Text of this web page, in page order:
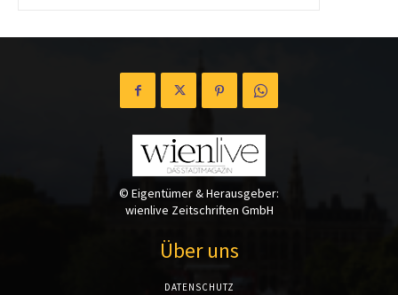
© Eigentümer & Herausgeber:
wienlive Zeitschriften GmbH
Über uns
DATENSCHUTZ